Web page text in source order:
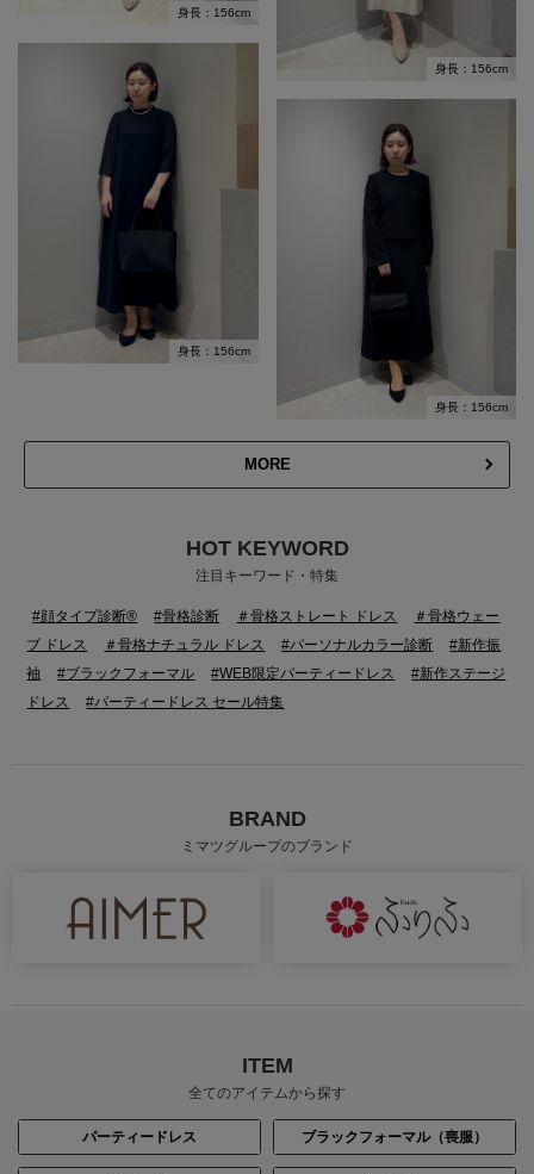
身長：156cm
身長：156cm
身長：156cm
身長：156cm
MORE
HOT KEYWORD
注目キーワード・特集
#顔タイプ診断® #骨格診断 ＃骨格ストレート ドレス
＃骨格ウェー
ブ ドレス
＃骨格ナチュラル ドレス #パーソナルカラー診断
#新作振
袖
#ブラックフォーマル #WEB限定パーティードレス
#新作ステージ
ドレス
#パーティードレス セール特集
BRAND
ミマツグループのブランド
ITEM
全てのアイテムから探す
パーティードレス ブラックフォーマル（喪服）